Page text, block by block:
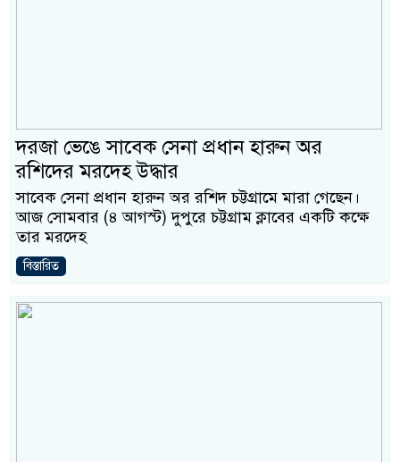
দরজা ভেঙে সাবেক সেনা প্রধান হারুন অর
রশিদের মরদেহ উদ্ধার
সাবেক সেনা প্রধান হারুন অর রশিদ চট্টগ্রামে মারা গেছেন।
আজ সোমবার (৪ আগস্ট) দুপুরে চট্টগ্রাম ক্লাবের একটি কক্ষে
তার মরদেহ
বিস্তারিত